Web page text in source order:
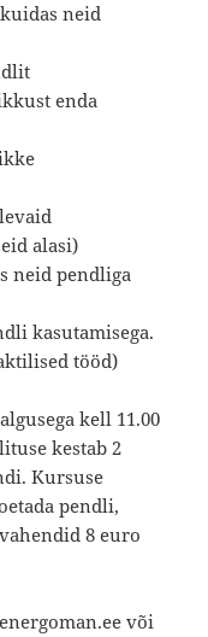
neid
enda
alasi)
neid pendliga
kasutamisega.
tööd)
kell 11.00
kestab 2
Kursuse
pendli,
8 euro
või